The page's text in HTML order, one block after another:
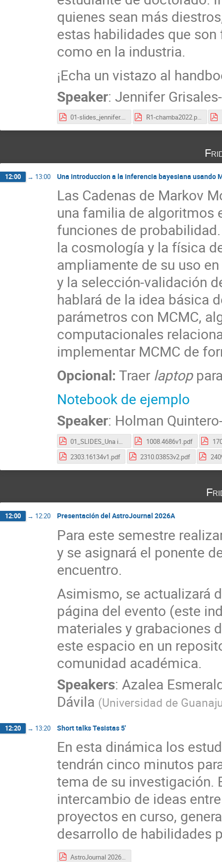
quienes sean más
estas habilidades que
como en la industria.
¡Echa un vistazo al
Speaker: Jennifer
01-slides_jennifer.pdf R1-chamba2022.pdf
12:00 → 13:00 Una introduccion a la inferencia bayesiana usando
Las Cadenas de Markov
una familia de algoritmos
funciones de
la cosmología y la física
ampliamente de su uso
y la selección-validación
hablará de la idea básica
parámetros con MCMC,
computacionales
implementar MCMC de
Opcional: Traer laptop
Notebook de ejemplo
Speaker: Holman
01_SLIDES_Una introduccion a la inferencia bayesiana usando MCMC (Markov chain Monte Carlo).pdf 1008.4686v1.pdf
2303.16134v1.pdf
2310.03853v2.pdf
12:00 → 12:20 Presentación del AstroJournal 2026A
Para este semestre
y se asignará el ponente
encuentro.
Asimismo, se actualizará
página del evento (este
materiales y grabaciones
este espacio en un
comunidad académica.
Speakers: Azalea
Dávila (Universidad de
12:20 → 13:20 Short talks Tesistas 5'
En esta dinámica los
tendrán cinco minutos
tema de su investigación.
intercambio de ideas
proyectos en curso,
desarrollo de habilidades